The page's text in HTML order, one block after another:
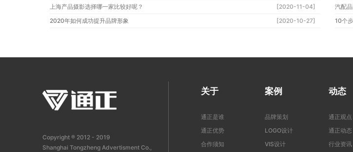
上海产品摄影选择哪一家比较好呢？
[2020-11-04]
2020年如何成功提升品牌形象
[2020-10-27]
汽配
10个
Copyright ® 2012 - 2019
Shanghai Tongzheng Advertisment Co.,
关于
通正是谁
通正优势
合作须知
案例
品牌策划
LOGO设计
VIS设计
动态
通正观点
通正动态
行业资讯